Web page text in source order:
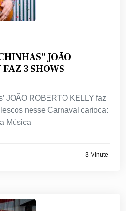
JOÃO
3 SHOWS
JOÃO ROBERTO KELLY faz
nesse Carnaval carioca:
Música
3 Minute